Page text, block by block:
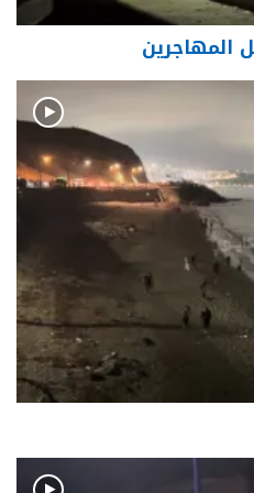
المهاجرين